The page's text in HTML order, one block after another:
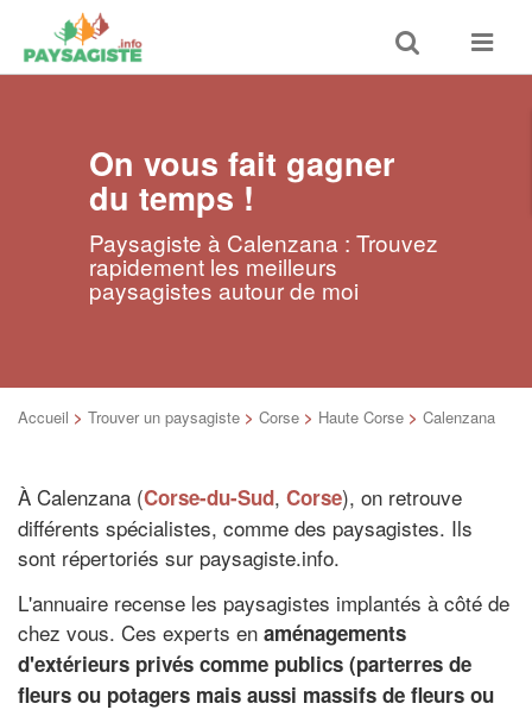
Toggle
search
Toggle
On vous fait gagner
du temps !
Paysagiste à Calenzana : Trouvez
rapidement les meilleurs
paysagistes autour de moi
Accueil > Trouver un paysagiste > Corse > Haute Corse > Calenzana
À Calenzana (Corse-du-Sud, Corse), on retrouve
différents spécialistes, comme des paysagistes. Ils
sont répertoriés sur paysagiste.info.
L'annuaire recense les paysagistes implantés à côté de
chez vous. Ces experts en aménagements
d'extérieurs privés comme publics (parterres de
fleurs ou potagers mais aussi massifs de fleurs ou